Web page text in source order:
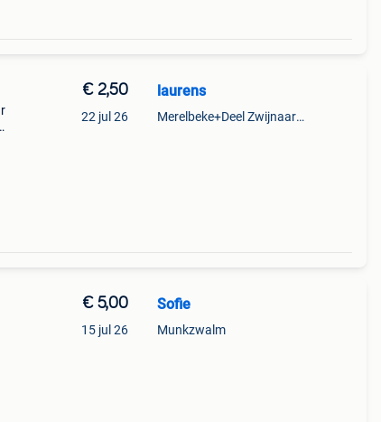
€ 2,50
22 jul 26
laurens
Merelbeke+Deel Zwijnaarde
€ 5,00
15 jul 26
Sofie
Munkzwalm